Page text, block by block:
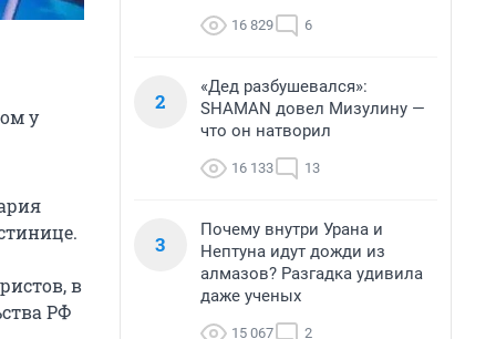
у
в
РФ
16 829 6
2
«Дед разбушевался»:
SHAMAN довел Мизулину —
что он натворил
16 133 13
3
Почему внутри Урана и
Нептуна идут дожди из
алмазов? Разгадка удивила
даже ученых
15 067 2